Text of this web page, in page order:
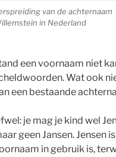
van de achternaam
in Nederland
een voornaam niet
Wat ook
een bestaande
je mag je kind wel
geen Jansen. Jensen
in gebruik is,